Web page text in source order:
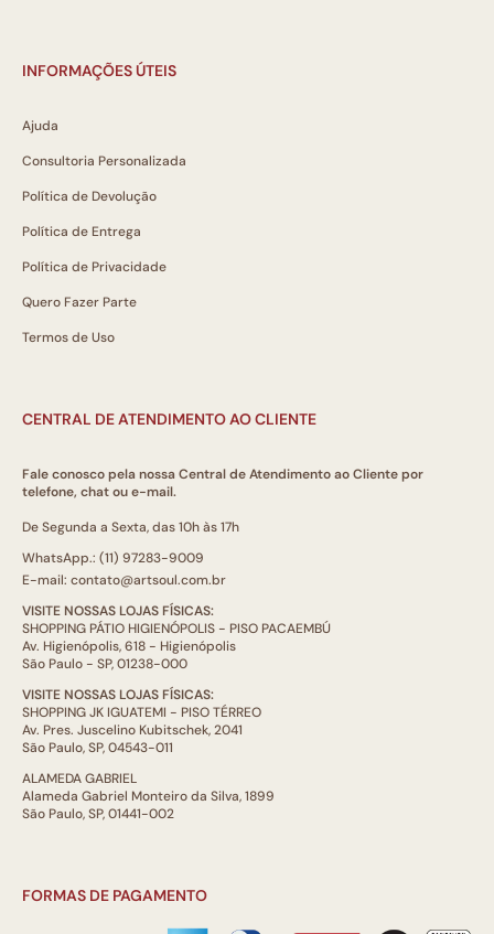
INFORMAÇÕES ÚTEIS
Ajuda
Consultoria Personalizada
Política de Devolução
Política de Entrega
Política de Privacidade
Quero Fazer Parte
Termos de Uso
CENTRAL DE ATENDIMENTO AO CLIENTE
Fale conosco pela nossa Central de Atendimento ao Cliente por
telefone, chat ou e-mail.
De Segunda a Sexta, das 10h às 17h
WhatsApp.: (11) 97283-9009
E-mail: contato@artsoul.com.br
VISITE NOSSAS LOJAS FÍSICAS:
SHOPPING PÁTIO HIGIENÓPOLIS - PISO PACAEMBÚ
Av. Higienópolis, 618 - Higienópolis
São Paulo - SP, 01238-000
VISITE NOSSAS LOJAS FÍSICAS:
SHOPPING JK IGUATEMI - PISO TÉRREO
Av. Pres. Juscelino Kubitschek, 2041
São Paulo, SP, 04543-011
ALAMEDA GABRIEL
Alameda Gabriel Monteiro da Silva, 1899
São Paulo, SP, 01441-002
FORMAS DE PAGAMENTO